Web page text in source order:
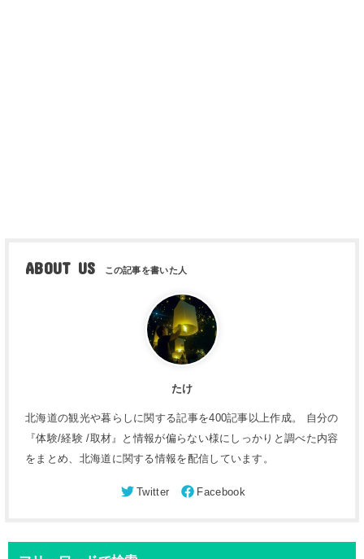
ABOUT US
たけ
北海道の観光や暮らしに関する記事を400記事以上作成。 自分の
『体験/経験 /取材』と情報が偏らない様にしっかりと調べた内容
をまとめ、北海道に関する情報を配信しています。